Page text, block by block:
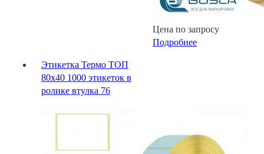
Цена по запросу
Подробнее
Этикетка Термо ТОП
80х40 1000 этикеток в
ролике втулка 76